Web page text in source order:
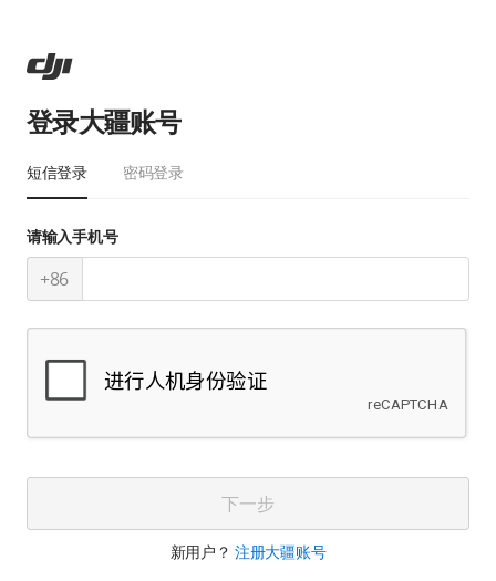
登录大疆账号
短信登录 密码登录
请输入手机号
+86
下一步
新用户？注册大疆账号